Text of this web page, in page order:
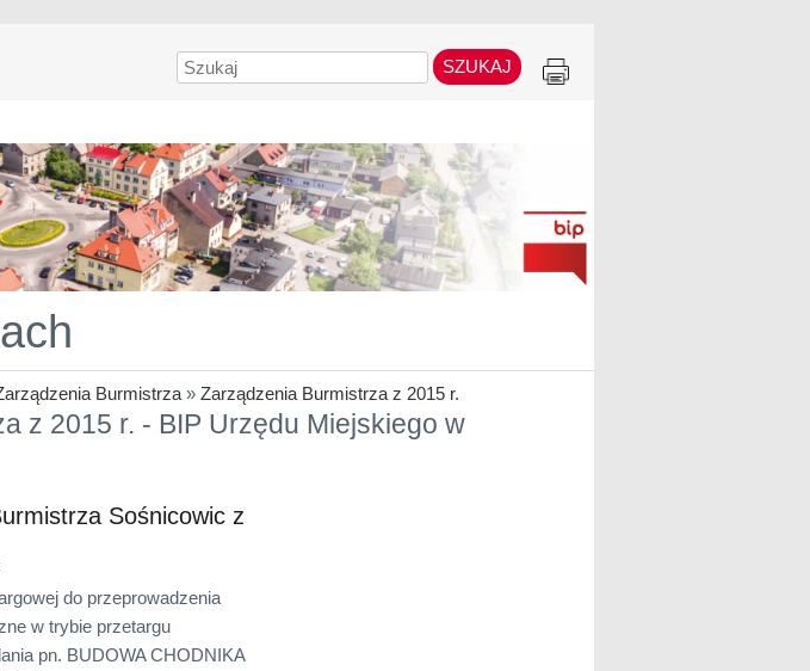
Szukaj
Burmistrza » Zarządzenia Burmistrza z 2015 r.
z 2015 r. - BIP Urzędu Miejskiego w
Sośnicowic z
do przeprowadzenia
w trybie przetargu
pn. BUDOWA CHODNIKA